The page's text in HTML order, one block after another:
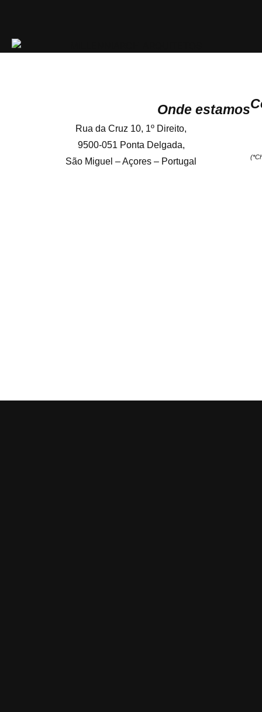
Onde estamos
Rua da Cruz 10, 1º Direito,
9500-051 Ponta Delgada,
São Miguel – Açores – Portugal